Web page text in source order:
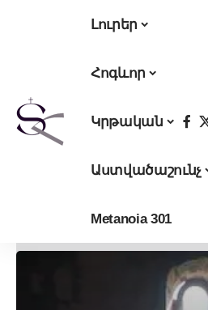
Լուրեր
Հոգևոր
Կրթական
Աստվածաշունչ
Metanoia 301